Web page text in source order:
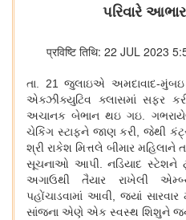
પરિવારે
प्रविष्टि तिथि: 22 JUL 2023
તા. 21 જુલાઇએ અમદાવાદ-
એક્ઝીક્યુટિવ ક્લાસમાં સફર
અચાનક બેભાન થઇ ગઇ.
ચેકિંગ સ્ટાફને જાણ કરી,જેથી
શ્રી રાકેશ મિત્તલે બીમાર
સૂચનાઓ આપી. નડિયાદ સ્ટેશને
અગાઉથી તૈયાર રાખેલી
પહોંચાડવામાં આવી, જ્યાં
સાંજના એણે એક સ્વસ્થ શિશુને